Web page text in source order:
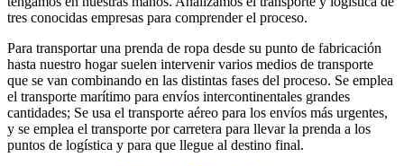
tres conocidas empresas para comprender el proceso.
Para transportar una prenda de ropa desde su punto de fabricación
hasta nuestro hogar suelen intervenir varios medios de transporte
que se van combinando en las distintas fases del proceso. Se emplea
el transporte marítimo para envíos intercontinentales grandes
cantidades; Se usa el transporte aéreo para los envíos más urgentes,
y se emplea el transporte por carretera para llevar la prenda a los
puntos de logística y para que llegue al destino final.